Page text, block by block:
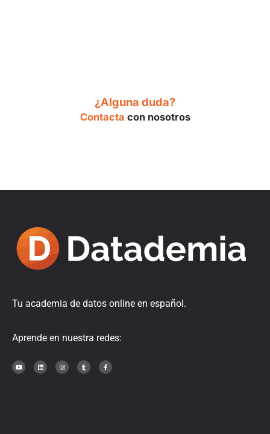
¿Alguna duda?
Contacta con nosotros
Tu academia de datos online en español.
Aprende en nuestra redes: